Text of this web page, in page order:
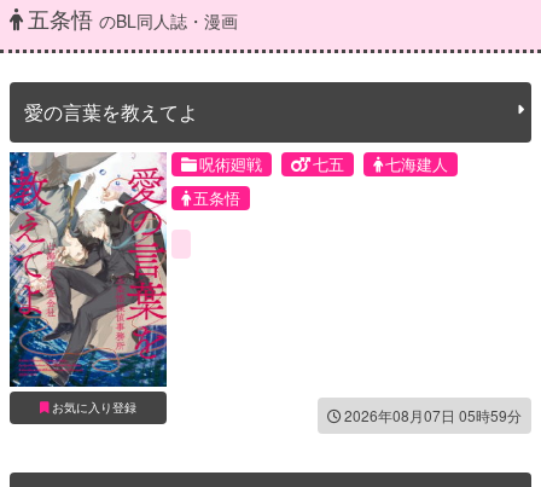
五条悟 のBL同人誌・漫画
愛の言葉を教えてよ
お気に入り登録
呪術廻戦 七五
七海建人
五条悟
2026年08月07日 05時59分